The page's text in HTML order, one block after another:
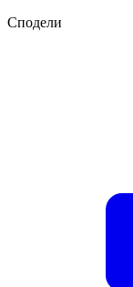
Сподели